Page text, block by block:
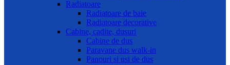
Radiatoare
Radiatoare de baie
Radiatoare decorative
Cabine, cadite, dusuri
Cabine de dus
Paravane dus walk-in
Panouri si usi de dus